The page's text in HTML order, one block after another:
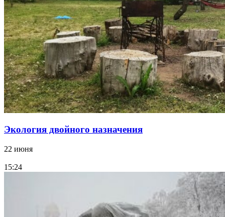
Экология двойного назначения
22 июня
15:24